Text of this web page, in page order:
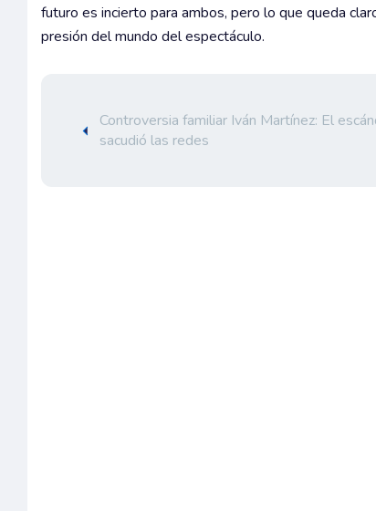
futuro es incierto para ambos, pero lo que queda
presión del mundo del espectáculo.
Controversia familiar Iván Martínez: El
sacudió las redes